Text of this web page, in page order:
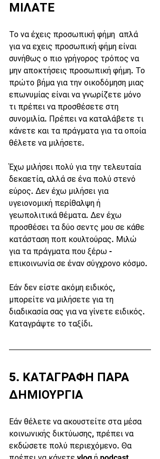
ΜΙΛΑΤΕ
Το να έχεις προσωπική φήμη  απλά
για να εχεις προσωπική φήμη είναι
συνήθως ο πιο γρήγορος τρόπος να
μην αποκτήσεις προσωπική φήμη. Το
πρώτο βήμα για την οικοδόμηση μιας
επωνυμίας είναι να γνωρίζετε μόνο
τι πρέπει να προσθέσετε στη
συνομιλία. Πρέπει να καταλάβετε τι
κάνετε και τα πράγματα για τα οποία
θέλετε να μιλήσετε.
Έχω μιλήσει πολύ για την τελευταία
δεκαετία, αλλά σε ένα πολύ στενό
εύρος. Δεν έχω μιλήσει για
υγειονομική περίθαλψη ή
γεωπολιτικά θέματα. Δεν έχω
προσθέσει τα δύο σεντς μου σε κάθε
κατάσταση ποπ κουλτούρας. Μιλώ
για τα πράγματα που ξέρω -
επικοινωνία σε έναν σύγχρονο κόσμο.
Εάν δεν είστε ακόμη ειδικός,
μπορείτε να μιλήσετε για τη
διαδικασία σας για να γίνετε ειδικός.
Καταγράψτε το ταξίδι.
5. ΚΑΤΑΓΡΑΦΗ ΠΑΡΑ
ΔΗΜΙΟΥΡΓΙΑ
Εάν θέλετε να ακουστείτε στα μέσα
κοινωνικής δικτύωσης, πρέπει να
εκδώσετε πολύ περιεχόμενο. Θα